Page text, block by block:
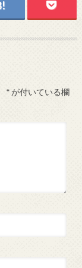
*が付いている欄